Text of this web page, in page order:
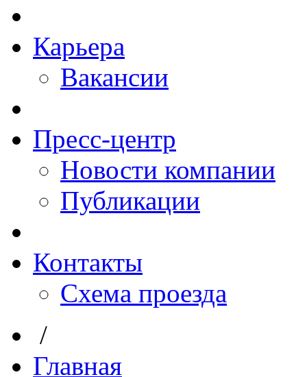
Карьера
Вакансии
Пресс-центр
Новости компании
Публикации
Контакты
Схема проезда
/
Главная